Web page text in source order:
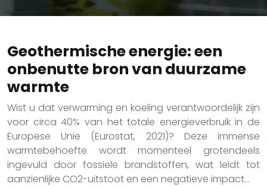
Geothermische energie: een
onbenutte bron van duurzame
warmte
Wist u dat verwarming en koeling verantwoordelijk zijn
voor circa 40% van het totale energieverbruik in de
Europese Unie (Eurostat, 2021)? Deze immense
warmtebehoefte wordt momenteel grotendeels
ingevuld door fossiele brandstoffen, wat leidt tot
aanzienlijke CO2-uitstoot en een negatieve impact…